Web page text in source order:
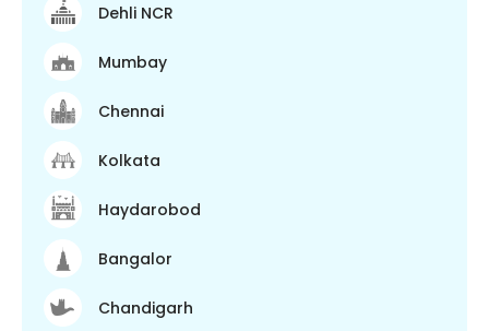
Dehli NCR
Mumbay
Chennai
Kolkata
Haydarobod
Bangalor
Chandigarh